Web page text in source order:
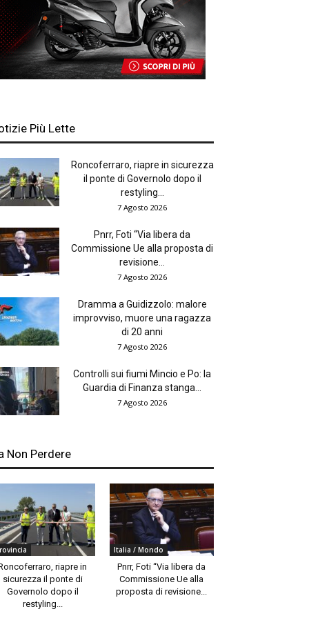
Più Lette
Roncoferraro, riapre in sicurezza
il ponte di Governolo dopo il
restyling...
7 Agosto 2026
Pnrr, Foti “Via libera da
Commissione Ue alla proposta di
revisione...
7 Agosto 2026
Dramma a Guidizzolo: malore
improvviso, muore una ragazza
di 20 anni
7 Agosto 2026
Controlli sui fiumi Mincio e Po: la
Guardia di Finanza stanga...
7 Agosto 2026
Non Perdere
riapre in
sicurezza il ponte di
Governolo dopo il
restyling...
Italia / Mondo
Pnrr, Foti “Via libera da
Commissione Ue alla
proposta di revisione...